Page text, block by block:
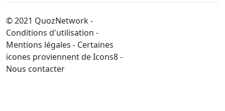
© 2021 QuozNetwork -
Conditions d'utilisation -
Mentions légales - Certaines
icones proviennent de Icons8 -
Nous contacter